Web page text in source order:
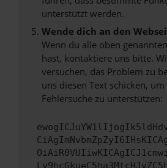
unterstützt werden.
Wende dich an den
Wenn du alle oben
hast, kontaktiere uns bitte.
versuchen, das Problem zu
uns diesen Text schicken,
Fehlersuche zu unterstützen: